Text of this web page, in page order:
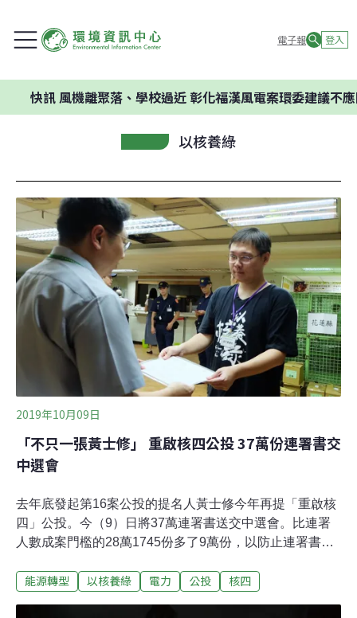
電子報 登入
風機離聚落、學校過近 彰化福漢風電案環委建議不應開發
以核養綠
2019年10月09日
「不只一張黃士修」 重啟核四公投 37萬份連署書交
中選會
去年底發起第16案公投的提名人黃士修今年再提「重啟核
四」公投。今（9）日將37萬連署書送交中選會。比連署
人數成案門檻的28萬1745份多了9萬份，以防止連署書查
時，中選會舞弊，讓9492張被判為不合格。他這次刻意放
能源轉型 以核養綠 電力 公投 核四